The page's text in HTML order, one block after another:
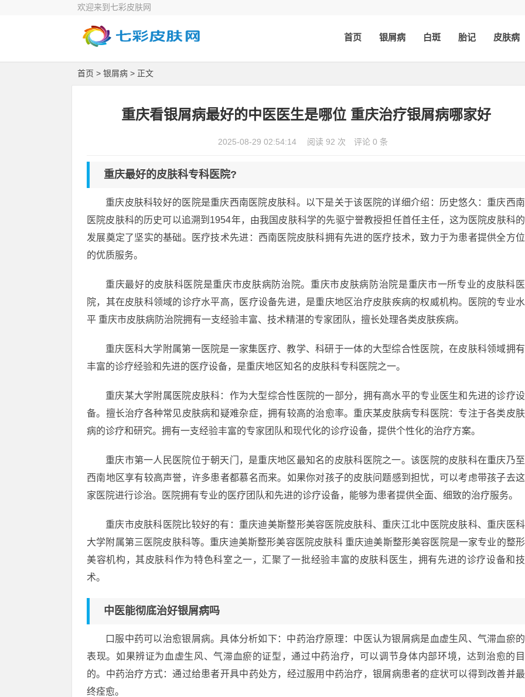
欢迎来到七彩皮肤网
首页 银屑病 白斑 胎记 皮肤病
首页 > 银屑病 > 正文
重庆看银屑病最好的中医医生是哪位 重庆治疗银屑病哪家好
2025-08-29 02:54:14 阅读 92 次 评论 0 条
重庆最好的皮肤科专科医院?
重庆皮肤科较好的医院是重庆西南医院皮肤科。以下是关于该医院的详细介绍：历史悠久：重庆西南
医院皮肤科的历史可以追溯到1954年，由我国皮肤科学的先驱宁誉教授担任首任主任，这为医院皮肤科的
发展奠定了坚实的基础。医疗技术先进：西南医院皮肤科拥有先进的医疗技术，致力于为患者提供全方位
的优质服务。
重庆最好的皮肤科医院是重庆市皮肤病防治院。重庆市皮肤病防治院是重庆市一所专业的皮肤科医
院，其在皮肤科领域的诊疗水平高，医疗设备先进，是重庆地区治疗皮肤疾病的权威机构。医院的专业水
平 重庆市皮肤病防治院拥有一支经验丰富、技术精湛的专家团队，擅长处理各类皮肤疾病。
重庆医科大学附属第一医院是一家集医疗、教学、科研于一体的大型综合性医院，在皮肤科领域拥有
丰富的诊疗经验和先进的医疗设备，是重庆地区知名的皮肤科专科医院之一。
重庆某大学附属医院皮肤科：作为大型综合性医院的一部分，拥有高水平的专业医生和先进的诊疗设
备。擅长治疗各种常见皮肤病和疑难杂症，拥有较高的治愈率。重庆某皮肤病专科医院：专注于各类皮肤
病的诊疗和研究。拥有一支经验丰富的专家团队和现代化的诊疗设备，提供个性化的治疗方案。
重庆市第一人民医院位于朝天门，是重庆地区最知名的皮肤科医院之一。该医院的皮肤科在重庆乃至
西南地区享有较高声誉，许多患者都慕名而来。如果你对孩子的皮肤问题感到担忧，可以考虑带孩子去这
家医院进行诊治。医院拥有专业的医疗团队和先进的诊疗设备，能够为患者提供全面、细致的治疗服务。
重庆市皮肤科医院比较好的有：重庆迪美斯整形美容医院皮肤科、重庆江北中医院皮肤科、重庆医科
大学附属第三医院皮肤科等。重庆迪美斯整形美容医院皮肤科 重庆迪美斯整形美容医院是一家专业的整形
美容机构，其皮肤科作为特色科室之一，汇聚了一批经验丰富的皮肤科医生，拥有先进的诊疗设备和技
术。
中医能彻底治好银屑病吗
口服中药可以治愈银屑病。具体分析如下：中药治疗原理：中医认为银屑病是血虚生风、气滞血瘀的
表现。如果辨证为血虚生风、气滞血瘀的证型，通过中药治疗，可以调节身体内部环境，达到治愈的目
的。中药治疗方式：通过给患者开具中药处方，经过服用中药治疗，银屑病患者的症状可以得到改善并最
终痊愈。